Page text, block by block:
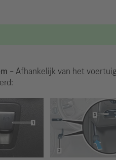
– Afhankelijk van het